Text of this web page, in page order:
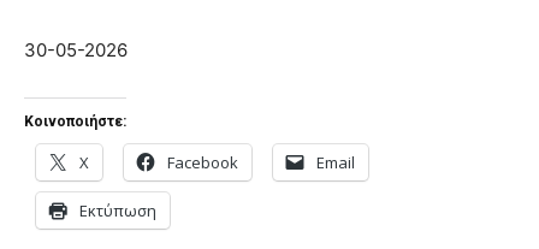
30-05-2026
Κοινοποιήστε:
X Facebook Email
Εκτύπωση